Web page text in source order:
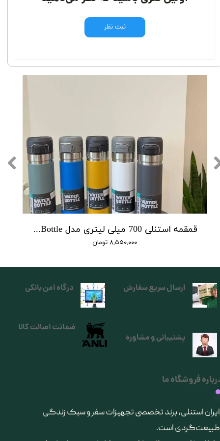
ثبت نظر
قمقمه استنلی 700 میلی لیتری مدل Quick Flip Bottle
۸,۵۵۰,۰۰۰ تومان
ارسال سریع سفارش
فروشگاه ما
​ایران استنلی، برند تخصصی تجهیزات سفر و سبک زندگی
طبیعت‌گردی است.
درگاه امن بانکی
پشتیبانی و مشاوره
ضمانت اصالت کالا